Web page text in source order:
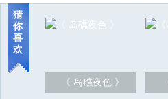
»
猜
你
喜
欢
《 岛礁夜色 》